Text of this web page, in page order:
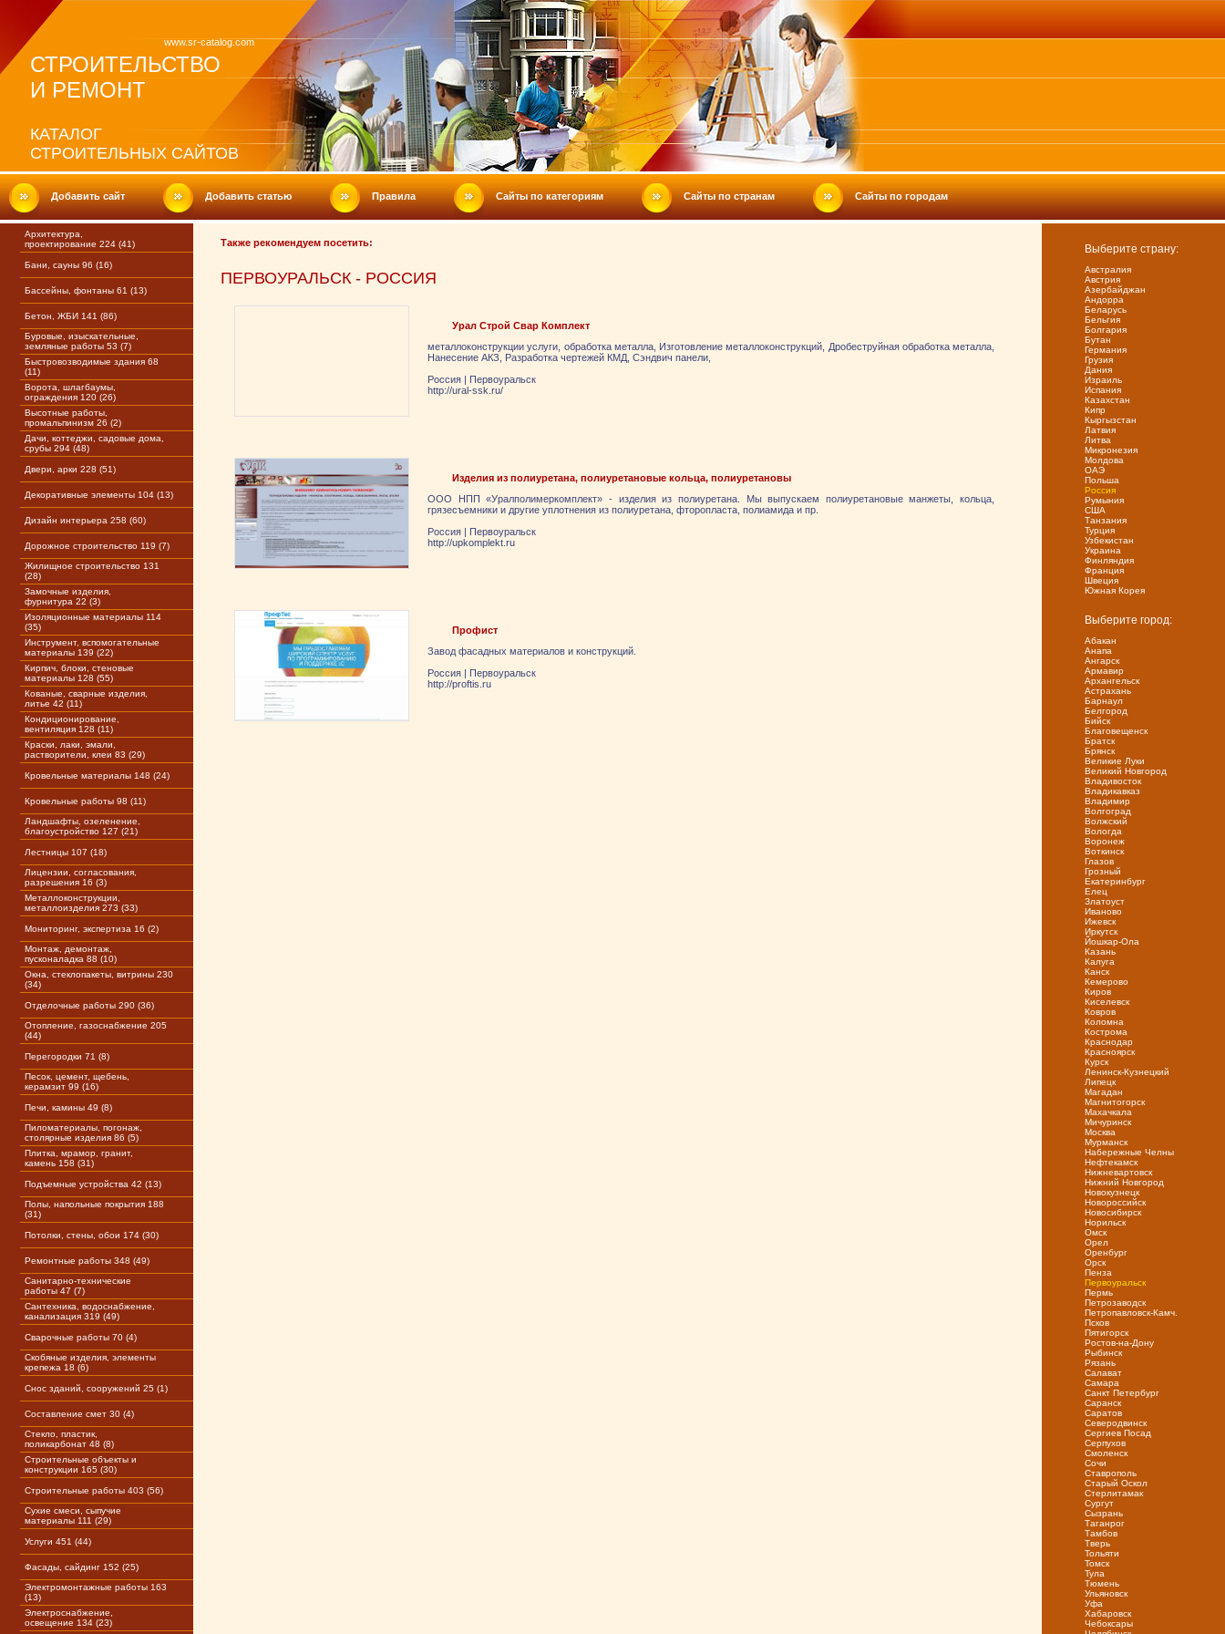
www.sr-catalog.com
СТРОИТЕЛЬСТВО
И РЕМОНТ
КАТАЛОГ
СТРОИТЕЛЬНЫХ САЙТОВ
Добавить сайт Добавить статью Правила Сайты по категориям Сайты по странам Сайты по городам
Архитектура,
проектирование 224 (41)
Бани, сауны 96 (16)
Бассейны, фонтаны 61 (13)
Бетон, ЖБИ 141 (86)
Буровые, изыскательные,
земляные работы 53 (7)
Быстровозводимые здания 68
(11)
Ворота, шлагбаумы,
ограждения 120 (26)
Высотные работы,
промальпинизм 26 (2)
Дачи, коттеджи, садовые дома,
срубы 294 (48)
Двери, арки 228 (51)
Декоративные элементы 104 (13)
Дизайн интерьера 258 (60)
Дорожное строительство 119 (7)
Жилищное строительство 131
(28)
Замочные изделия,
фурнитура 22 (3)
Изоляционные материалы 114
(35)
Инструмент, вспомогательные
материалы 139 (22)
Кирпич, блоки, стеновые
материалы 128 (55)
Кованые, сварные изделия,
литье 42 (11)
Кондиционирование,
вентиляция 128 (11)
Краски, лаки, эмали,
растворители, клеи 83 (29)
Кровельные материалы 148 (24)
Кровельные работы 98 (11)
Ландшафты, озеленение,
благоустройство 127 (21)
Лестницы 107 (18)
Лицензии, согласования,
разрешения 16 (3)
Металлоконструкции,
металлоизделия 273 (33)
Мониторинг, экспертиза 16 (2)
Монтаж, демонтаж,
пусконаладка 88 (10)
Окна, стеклопакеты, витрины 230
(34)
Отделочные работы 290 (36)
Отопление, газоснабжение 205
(44)
Перегородки 71 (8)
Песок, цемент, щебень,
керамзит 99 (16)
Печи, камины 49 (8)
Пиломатериалы, погонаж,
столярные изделия 86 (5)
Плитка, мрамор, гранит,
камень 158 (31)
Подъемные устройства 42 (13)
Полы, напольные покрытия 188
(31)
Потолки, стены, обои 174 (30)
Ремонтные работы 348 (49)
Санитарно-технические
работы 47 (7)
Сантехника, водоснабжение,
канализация 319 (49)
Сварочные работы 70 (4)
Скобяные изделия, элементы
крепежа 18 (6)
Снос зданий, сооружений 25 (1)
Составление смет 30 (4)
Стекло, пластик,
поликарбонат 48 (8)
Строительные объекты и
конструкции 165 (30)
Строительные работы 403 (56)
Сухие смеси, сыпучие
материалы 111 (29)
Услуги 451 (44)
Фасады, сайдинг 152 (25)
Электромонтажные работы 163
(13)
Электроснабжение,
освещение 134 (23)
Также рекомендуем посетить:
ПЕРВОУРАЛЬСК - РОССИЯ
Урал Строй Свар Комплект
металлоконструкции услуги, обработка металла, Изготовление металлоконструкций, Дробеструйная обработка металла,
Нанесение АКЗ, Разработка чертежей КМД, Сэндвич панели,
Россия | Первоуральск
http://ural-ssk.ru/
Изделия из полиуретана, полиуретановые кольца, полиуретановы
ООО НПП «Уралполимеркомплект» - изделия из полиуретана. Мы выпускаем полиуретановые манжеты, кольца,
грязесъемники и другие уплотнения из полиуретана, фторопласта, полиамида и пр.
Россия | Первоуральск
http://upkomplekt.ru
Профист
Завод фасадных материалов и конструкций.
Россия | Первоуральск
http://proftis.ru
Выберите страну:
Австралия
Австрия
Азербайджан
Андорра
Беларусь
Бельгия
Болгария
Бутан
Германия
Грузия
Дания
Израиль
Испания
Казахстан
Кипр
Кыргызстан
Латвия
Литва
Микронезия
Молдова
ОАЭ
Польша
Россия
Румыния
США
Танзания
Турция
Узбекистан
Украина
Финляндия
Франция
Швеция
Южная Корея
Выберите город:
Абакан
Анапа
Ангарск
Армавир
Архангельск
Астрахань
Барнаул
Белгород
Бийск
Благовещенск
Братск
Брянск
Великие Луки
Великий Новгород
Владивосток
Владикавказ
Владимир
Волгоград
Волжский
Вологда
Воронеж
Воткинск
Глазов
Грозный
Екатеринбург
Елец
Златоуст
Иваново
Ижевск
Иркутск
Йошкар-Ола
Казань
Калуга
Канск
Кемерово
Киров
Киселевск
Ковров
Коломна
Кострома
Краснодар
Красноярск
Курск
Ленинск-Кузнецкий
Липецк
Магадан
Магнитогорск
Махачкала
Мичуринск
Москва
Мурманск
Набережные Челны
Нефтекамск
Нижневартовск
Нижний Новгород
Новокузнецк
Новороссийск
Новосибирск
Норильск
Омск
Орел
Оренбург
Орск
Пенза
Первоуральск
Пермь
Петрозаводск
Петропавловск-Камч.
Псков
Пятигорск
Ростов-на-Дону
Рыбинск
Рязань
Салават
Самара
Санкт Петербург
Саранск
Саратов
Северодвинск
Сергиев Посад
Серпухов
Смоленск
Сочи
Ставрополь
Старый Оскол
Стерлитамак
Сургут
Сызрань
Таганрог
Тамбов
Тверь
Тольяти
Томск
Тула
Тюмень
Ульяновск
Уфа
Хабаровск
Чебоксары